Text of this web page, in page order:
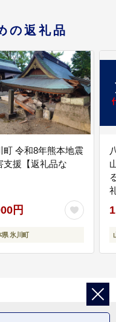
の返礼品
町 令和8年熊本地震
支援【返礼品な
円
氷川町